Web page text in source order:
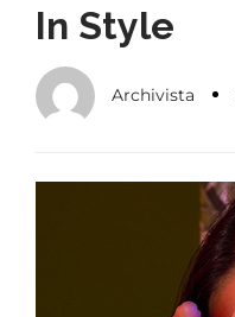
In Style
Archivista